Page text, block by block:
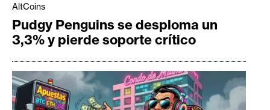
AltCoins
Pudgy Penguins se desploma un
3,3% y pierde soporte crítico